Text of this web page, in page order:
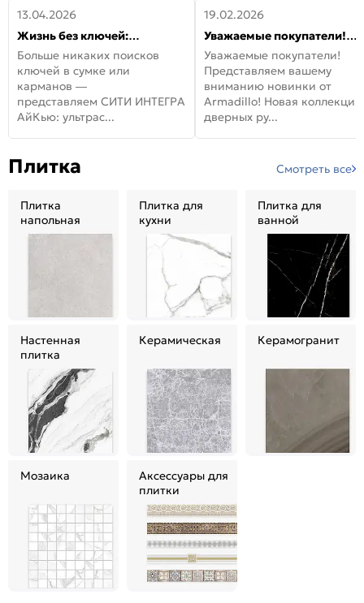
13.04.2026
Жизнь без ключей:
встречайте новую дверь
СИТИ ИНТЕГРА АйКью!
Больше никаких поисков
ключей в сумке или
карманов —
представляем СИТИ ИНТЕГРА
АйКью: ультрас...
19.02.2026
Уважаемые покупатели!
Представляем вашему
вниманию новинки от
Armadillo!
Уважаемые покупатели!
Представляем вашему
вниманию новинки от
Armadillo! Новая коллекция
дверных ру...
Плитка Смотреть все
Плитка
напольная
Плитка для
кухни
Плитка для
ванной
Настенная
плитка
Керамическая Керамогранит
Мозаика
Аксессуары для
плитки